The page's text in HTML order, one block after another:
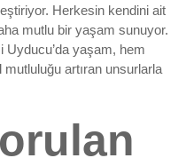
Herkesin kendini ait
mutlu bir yaşam sunuyor.
Uyducu’da yaşam, hem
artıran unsurlarla